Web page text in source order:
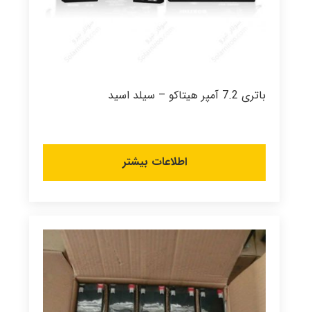
باتری 7.2 آمپر هیتاکو – سیلد اسید
اطلاعات بیشتر